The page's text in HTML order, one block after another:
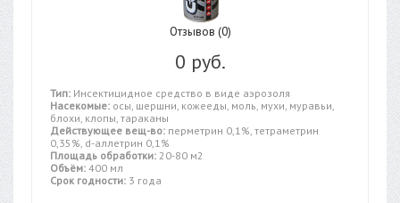
Отзывов (0)
0 руб.
Тип: Инсектицидное средство в виде аэрозоля
Насекомые: осы, шершни, кожееды, моль, мухи, муравьи,
блохи, клопы, тараканы
Действующее вещ-во: перметрин 0,1%, тетраметрин
0,35%, d-аллетрин 0,1%
Площадь обработки: 20-80 м2
Объём: 400 мл
Срок годности: 3 года